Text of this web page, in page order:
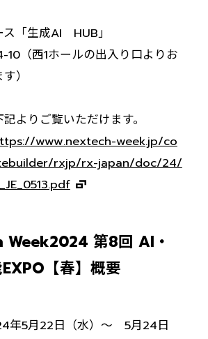
「生成AI HUB」
10（西1ホールの出入り口よりお
）
よりご覧いただけます。
www.nextech-week.jp/co
rxjp/rx-japan/doc/24/
Week2024 第8回 AI・
【春】概要
年5月22日（水）～ 5月24日